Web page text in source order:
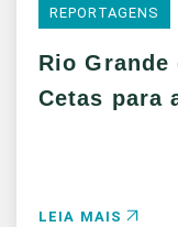
REPORTAGENS
Rio
Cetas para
LEIA MAIS